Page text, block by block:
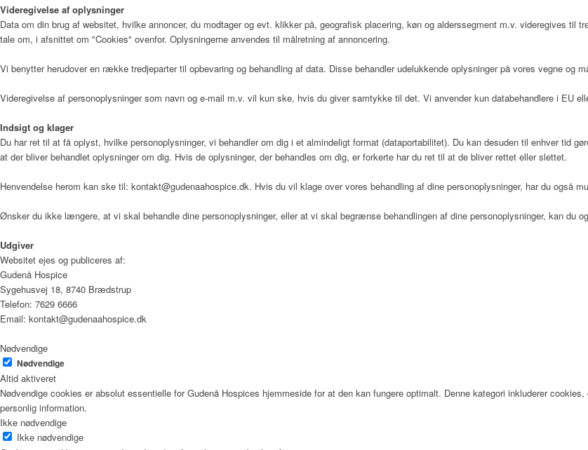
De frivillige gør en forskel
Frivilligkoordinator
Bliv frivillig
Videregivelse af oplysninger
Data om din brug af websitet, hvilke annoncer, du modtager og evt. klikker på, geografisk placering, køn og alderssegment m.v. videregives til
tale om, i afsnittet om "Cookies" ovenfor. Oplysningerne anvendes til målretning af annoncering.
Vi benytter herudover en række tredjeparter til opbevaring og behandling af data. Disse behandler udelukkende oplysninger på vores vegne og
Videregivelse af personoplysninger som navn og e-mail m.v. vil kun ske, hvis du giver samtykke til det. Vi anvender kun databehandlere i EU
Indsigt og klager
Du har ret til at få oplyst, hvilke personoplysninger, vi behandler om dig i et almindeligt format (dataportabilitet). Du kan desuden til enhver tid
at der bliver behandlet oplysninger om dig. Hvis de oplysninger, der behandles om dig, er forkerte har du ret til at de bliver rettet eller slettet.
Henvendelse herom kan ske til: kontakt@gudenaahospice.dk. Hvis du vil klage over vores behandling af dine personoplysninger, har du også
Ønsker du ikke længere, at vi skal behandle dine personoplysninger, eller at vi skal begrænse behandlingen af dine personoplysninger, kan du
Udgiver
Websitet ejes og publiceres af:
Gudenå Hospice
Sygehusvej 18, 8740 Brædstrup
Telefon: 7629 6666
Email: kontakt@gudenaahospice.dk
Nødvendige
Nødvendige
Altid aktiveret
Nødvendige cookies er absolut essentielle for Gudenå Hospices hjemmeside for at den kan fungere optimalt. Denne kategori inkluderer
personlig information.
Ikke nødvendige
Ikke nødvendige